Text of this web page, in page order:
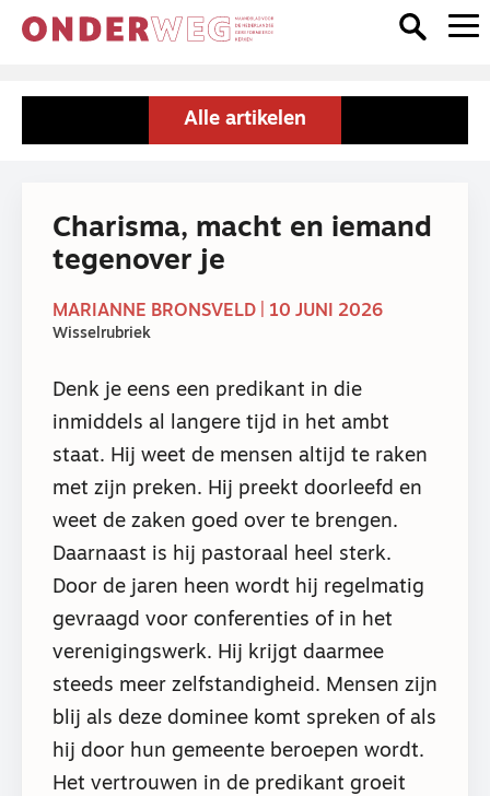
Alle artikelen
Charisma, macht en iemand
tegenover je
MARIANNE BRONSVELD | 10 JUNI 2026
Wisselrubriek
Denk je eens een predikant in die
inmiddels al langere tijd in het ambt
staat. Hij weet de mensen altijd te raken
met zijn preken. Hij preekt doorleefd en
weet de zaken goed over te brengen.
Daarnaast is hij pastoraal heel sterk.
Door de jaren heen wordt hij regelmatig
gevraagd voor conferenties of in het
verenigingswerk. Hij krijgt daarmee
steeds meer zelfstandigheid. Mensen zijn
blij als deze dominee komt spreken of als
hij door hun gemeente beroepen wordt.
Het vertrouwen in de predikant groeit